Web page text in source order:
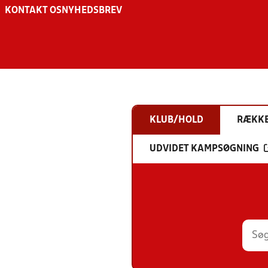
KONTAKT OS NYHEDSBREV
KLUB/HOLD
UDVIDET KAMPSØGNING